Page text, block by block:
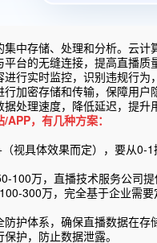
中存储、处理和分析。云
台的无缝连接，提高直播质
行实时监控，识别违规行为
加密存储和传输，保障用户
处理速度，降低延迟，提升
，有几种方案：
视具体效果而定），要从0-
100万，直播技术服务公司
300万，完全基于企业需
护体系，确保直播数据在存
护，防止数据泄露。